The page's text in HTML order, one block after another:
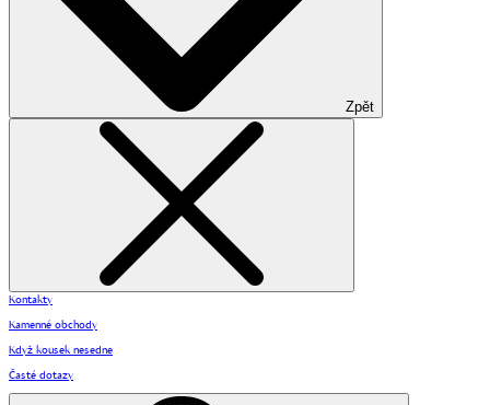
Zpět
Kontakty
Kamenné obchody
Když kousek nesedne
Časté dotazy